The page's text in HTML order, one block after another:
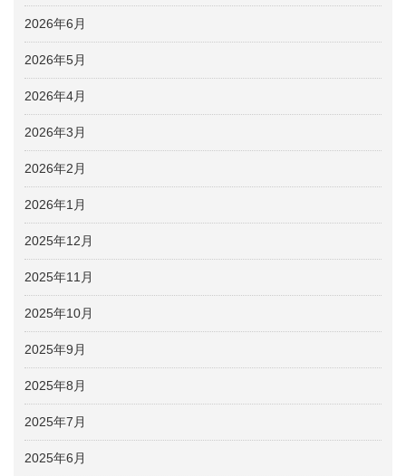
2026年6月
2026年5月
2026年4月
2026年3月
2026年2月
2026年1月
2025年12月
2025年11月
2025年10月
2025年9月
2025年8月
2025年7月
2025年6月